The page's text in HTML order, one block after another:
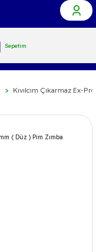
Sepetim
Kıvılcım Çıkarmaz Ex-